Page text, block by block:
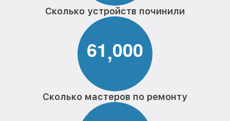
Сколько устройств починили
61,000
Сколько мастеров по ремонту